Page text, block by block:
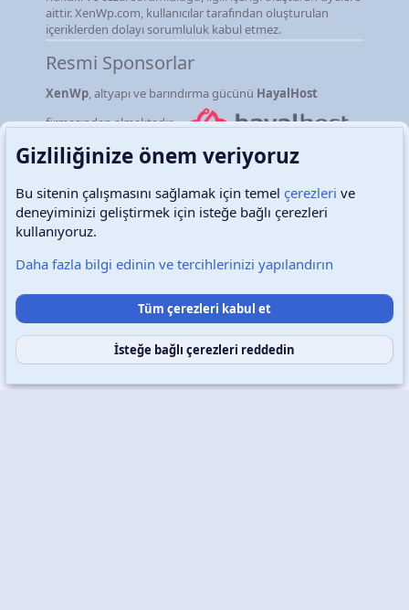
aittir. XenWp.com, kullanıcılar tarafından oluşturulan
içeriklerden dolayı sorumluluk kabul etmez.
Resmi Sponsorlar
XenWp, altyapı ve barındırma gücünü HayalHost
firmasından almaktadır.
Türkçe (TR) Çerezler
Destek talepleri Bize ulaşın Şartlar ve kurallar
Gizlilik politikası Yardım Ana sayfa
S
Copyright © 2026 XenWp Telif Hakları Saklıdır
Gizliliğinize önem veriyoruz
Bu sitenin çalışmasını sağlamak için temel çerezleri ve
deneyiminizi geliştirmek için isteğe bağlı çerezleri
kullanıyoruz.
Daha fazla bilgi edinin ve tercihlerinizi yapılandırın
Tüm çerezleri kabul et
İsteğe bağlı çerezleri reddedin